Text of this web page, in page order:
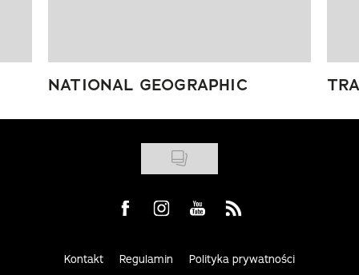
NATIONAL GEOGRAPHIC
Visit us on Facebook
Visit us on Instagram
Visit us on Youtube
Visit us on Rss
Kontakt Regulamin Polityka prywatności